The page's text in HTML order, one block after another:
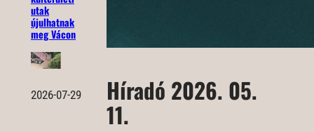
utak
újulhatnak
meg Vácon
2026-07-29 Híradó 2026. 05.
11.